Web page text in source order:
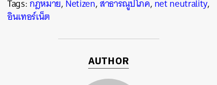
Tags:กฎหมาย,Netizen,สาธารณูปโภค,net neutrality,
อินเทอร์เน็ต
AUTHOR